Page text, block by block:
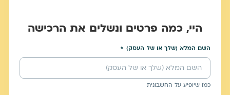
היי, כמה פרטים ונשלים את הרכישה
השם המלא (שלך או של העסק)
כמו שיופיע על החשבונית